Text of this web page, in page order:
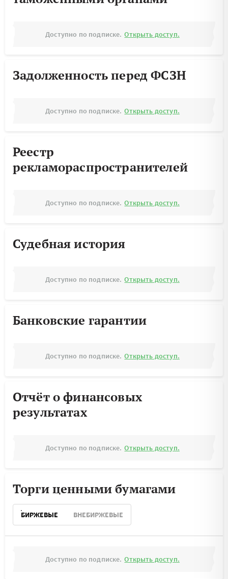
Доступно по подписке. Открыть доступ.
Задолженность перед ФСЗН
Доступно по подписке. Открыть доступ.
Реестр
рекламораспространителей
Доступно по подписке. Открыть доступ.
Судебная история
Доступно по подписке. Открыть доступ.
Банковские гарантии
Доступно по подписке. Открыть доступ.
Отчёт о финансовых
результатах
Доступно по подписке. Открыть доступ.
Торги ценными бумагами
БИРЖЕВЫЕ ВНЕБИРЖЕВЫЕ
Доступно по подписке. Открыть доступ.